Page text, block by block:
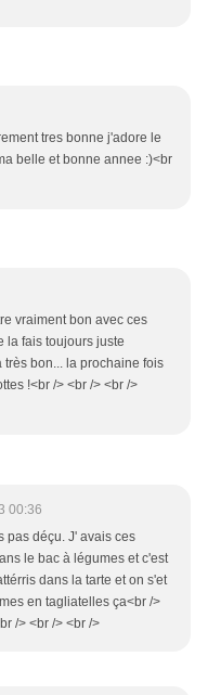
tres bonne j'adore le
belle et bonne annee :)<br
vraiment bon avec ces
la fais toujours juste
bon... la prochaine fois
!<br /> <br /> <br />
00:36
pas déçu. J' avais ces
le bac à légumes et c'est
dans la tarte et on s'et
en tagliatelles ça<br />
/> <br /> <br />